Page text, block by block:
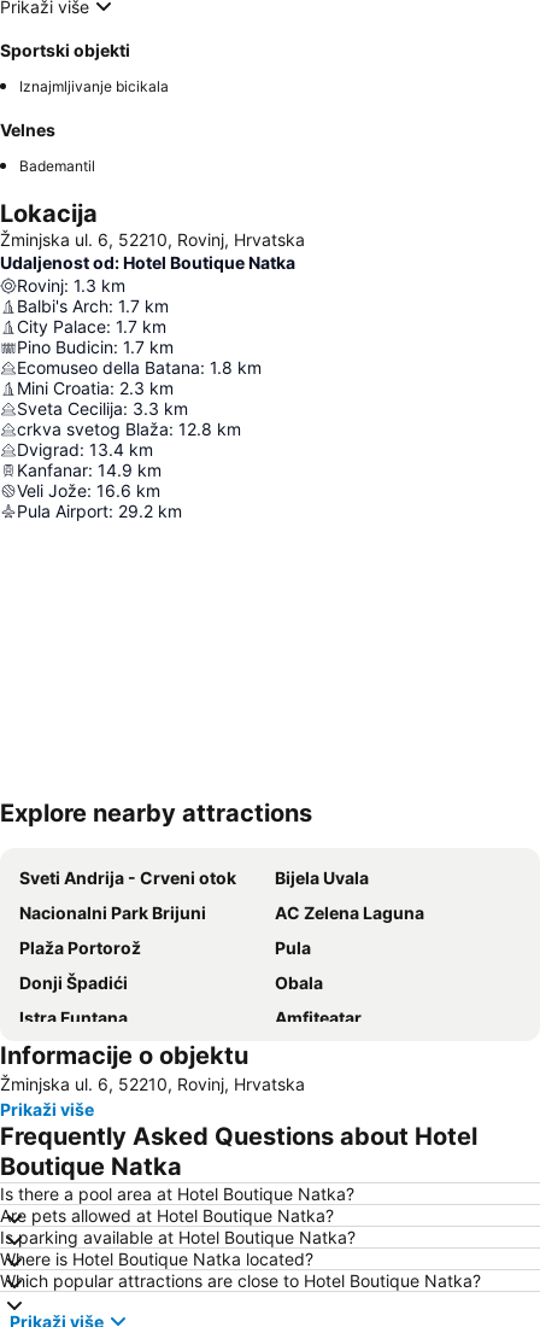
Prikaži više
Sportski objekti
Iznajmljivanje bicikala
Velnes
Bademantil
Lokacija
Žminjska ul. 6, 52210, Rovinj, Hrvatska
Udaljenost od: Hotel Boutique Natka
Rovinj: 1.3 km
Balbi's Arch: 1.7 km
City Palace: 1.7 km
Pino Budicin: 1.7 km
Ecomuseo della Batana: 1.8 km
Mini Croatia: 2.3 km
Sveta Cecilija: 3.3 km
crkva svetog Blaža: 12.8 km
Dvigrad: 13.4 km
Kanfanar: 14.9 km
Veli Jože: 16.6 km
Pula Airport: 29.2 km
Explore nearby attractions
Sveti Andrija - Crveni otok
Bijela Uvala
Nacionalni Park Brijuni
AC Zelena Laguna
Plaža Portorož
Pula
Donji Špadići
Obala
Istra Funtana
Amfiteatar
Ambrela
Villas Rubin
Slovenska Obala
Zlatni Rt
Laguna Stella Maris
Delfin
Amarin
Stari Grad
AC Zelena Laguna
Istrian Riviera
FKK Ulika
Brioni
Polari
Gradsko kupalište Poreč
Informacije o objektu
Žminjska ul. 6, 52210, Rovinj, Hrvatska
Prikaži više
Frequently Asked Questions about Hotel
Boutique Natka
Is there a pool area at Hotel Boutique Natka?
Are pets allowed at Hotel Boutique Natka?
Is parking available at Hotel Boutique Natka?
Where is Hotel Boutique Natka located?
Which popular attractions are close to Hotel Boutique Natka?
Prikaži više